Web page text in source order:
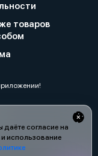
даёте согласие на
использование
товаров